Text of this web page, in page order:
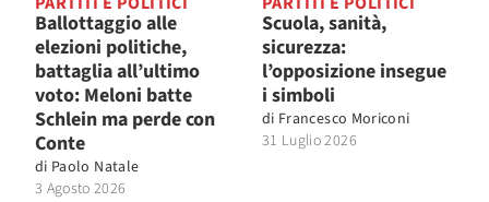
Ballottaggio alle
elezioni politiche,
battaglia all’ultimo
voto: Meloni batte
Schlein ma perde con
Conte
di Paolo Natale
3 Agosto 2026
Scuola, sanità,
sicurezza:
l’opposizione insegue
i simboli
di Francesco Moriconi
31 Luglio 2026